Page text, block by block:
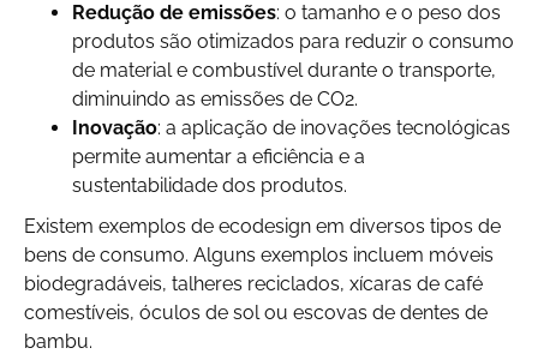
Redução de emissões: o tamanho e o peso dos
produtos são otimizados para reduzir o consumo
de material e combustível durante o transporte,
diminuindo as emissões de CO2.
Inovação: a aplicação de inovações tecnológicas
permite aumentar a eficiência e a
sustentabilidade dos produtos.
Existem exemplos de ecodesign em diversos tipos de
bens de consumo. Alguns exemplos incluem móveis
biodegradáveis, talheres reciclados, xícaras de café
comestíveis, óculos de sol ou escovas de dentes de
bambu.